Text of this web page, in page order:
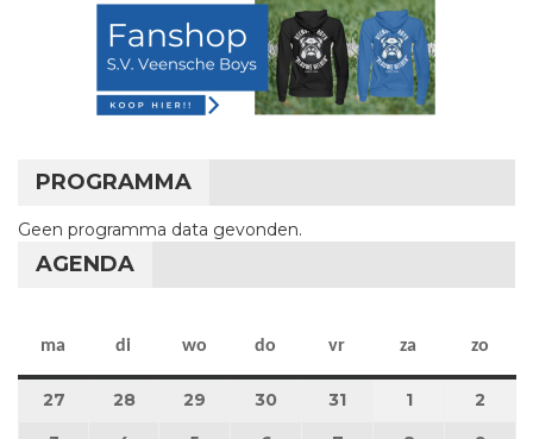
PROGRAMMA
Geen programma data gevonden.
AGENDA
ma maandag
di dinsdag
wo woensdag
do donderdag
vr vrijdag
za zaterdag
zo
27 27 juli 2026
28 28 juli 2026
29 29 juli 2026
30 30 juli 2026
31 31 juli 2026
11 augustus
2